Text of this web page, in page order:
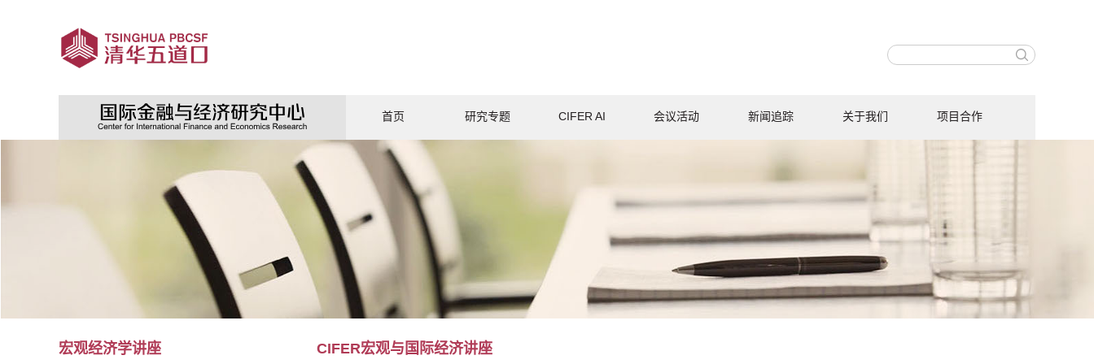
首页 研究专题 CIFER AI 会议活动 新闻追踪 关于我们 项目合作
宏观经济学讲座 CIFER宏观与国际经济讲座